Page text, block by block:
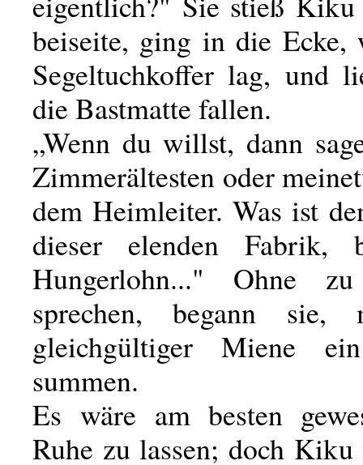
beiseite, ging in die
Segeltuchkoffer lag, und
die Bastmatte fallen.
„Wenn du willst, dann
Zimmerältesten oder
dem Heimleiter. Was ist
dieser elenden Fabrik,
Hungerlohn..." Ohne
sprechen, begann sie,
gleichgültiger Miene
summen.
Es wäre am besten
Ruhe zu lassen; doch Kiku